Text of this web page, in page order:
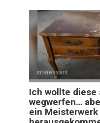
Interessant
Ich wollte
wegwerfen…
ein Meisterwerk